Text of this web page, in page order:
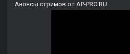
Анонсы стримов от AP-PRO.RU